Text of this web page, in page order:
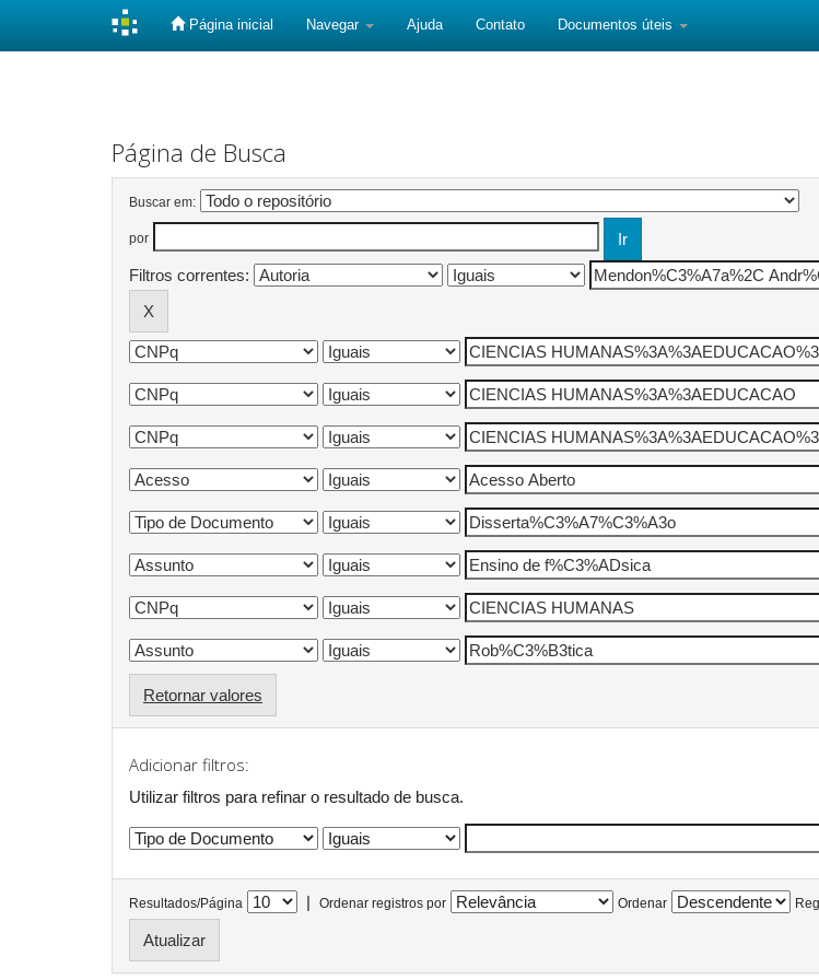
Página inicial Navegar Ajuda Contato Documentos úteis
Página de Busca
Buscar em:
por
Filtros correntes:
Retornar valores
Adicionar filtros:
Utilizar filtros para refinar o resultado de busca.
Resultados/Página | Ordenar registros por Ordenar